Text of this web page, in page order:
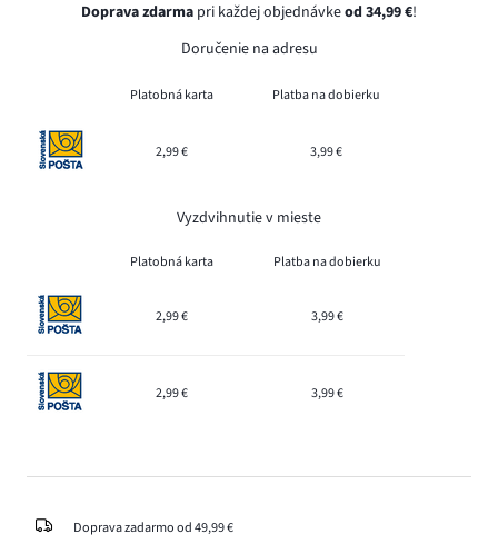
Doprava zdarma pri každej objednávkeod 34,99 €!
Doručenie na adresu
Platobná karta Platba na dobierku
2,99 € 3,99 €
Vyzdvihnutie v mieste
Platobná karta Platba na dobierku
2,99 € 3,99 €
2,99 € 3,99 €
Doprava zadarmo od 49,99 €